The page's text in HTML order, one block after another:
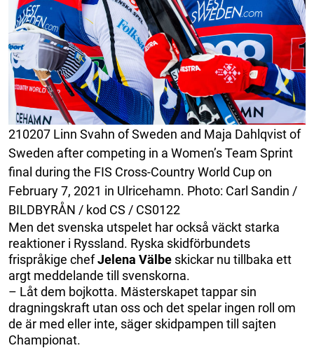
210207 Linn Svahn of Sweden and Maja Dahlqvist of
Sweden after competing in a Women’s Team Sprint
final during the FIS Cross-Country World Cup on
February 7, 2021 in Ulricehamn. Photo: Carl Sandin /
BILDBYRÅN / kod CS / CS0122
Men det svenska utspelet har också väckt starka
reaktioner i Ryssland. Ryska skidförbundets
frispråkige chefJelena Välbe skickar nu tillbaka ett
argt meddelande till svenskorna.
– Låt dem bojkotta. Mästerskapet tappar sin
dragningskraft utan oss och det spelar ingen roll om
de är med eller inte, säger skidpampen till sajten
Championat.